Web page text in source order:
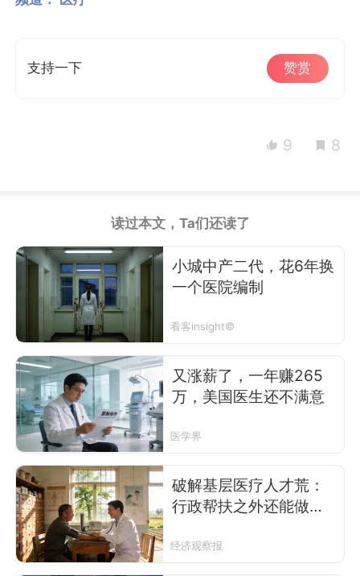
支持一下 赞赏
9 8
读过本文，Ta们还读了
小城中产二代，花6年换
一个医院编制
看客insight©
又涨薪了，一年赚265
万，美国医生还不满意
医学界
破解基层医疗人才荒：
行政帮扶之外还能做什
经济观察报